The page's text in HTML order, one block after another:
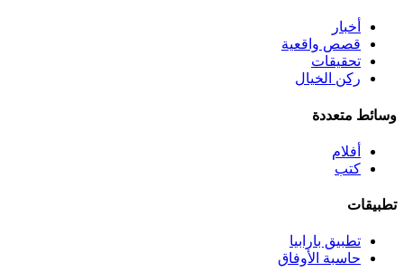
أخبار
قصص واقعية
تحقيقات
ركن الخيال
وسائط متعددة
أفلام
كتب
تطبيقات
تطبيق بارابيا
حاسبة الأوفاق